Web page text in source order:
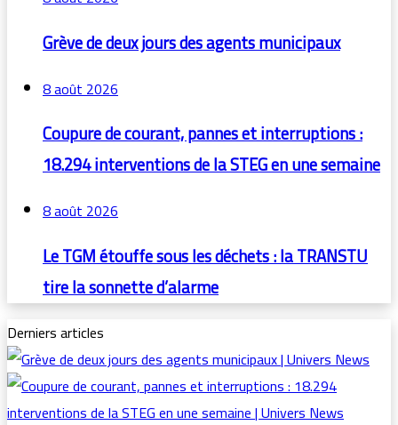
Grève de deux jours des agents municipaux
8 août 2026
Coupure de courant, pannes et interruptions :
18.294 interventions de la STEG en une semaine
8 août 2026
Le TGM étouffe sous les déchets : la TRANSTU
tire la sonnette d’alarme
Derniers articles